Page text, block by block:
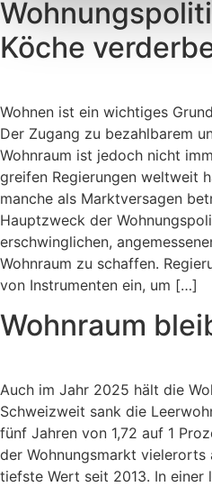
Köche
Wohnen ist ein wichtiges
Der Zugang zu bezahlbarem
Wohnraum ist jedoch nicht
greifen Regierungen weltweit
manche als Marktversagen
Hauptzweck der
erschwinglichen,
Wohnraum zu schaffen.
von Instrumenten ein, um […]
Wohnraum
Auch im Jahr 2025 hält die
Schweizweit sank die
fünf Jahren von 1,72 auf 1
der Wohnungsmarkt
tiefste Wert seit 2013. In